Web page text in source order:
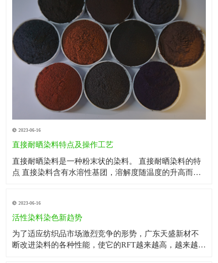
2023-06-16
直接耐晒染料特点及操作工艺
直接耐晒染料是一种粉末状的染料。 直接耐晒染料的特
点 直接染料含有水溶性基团，溶解度随温度的升高而显
高，可加入纯碱或六偏磷酸钠，既有利于染料溶解，又
有软化水的作用。 直接染料对纤维素纤维的
2023-06-16
活性染料染色新趋势
为了适应纺织品市场激烈竞争的形势，广东天盛新材不
断改进染料的各种性能，使它的RFT越来越高，越来越环